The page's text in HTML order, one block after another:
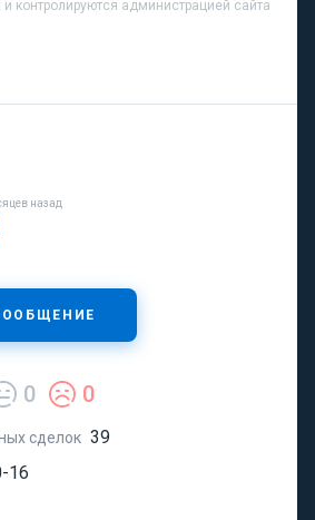
контролируются администрацией сайта
назад
0 0
сделок 39
16